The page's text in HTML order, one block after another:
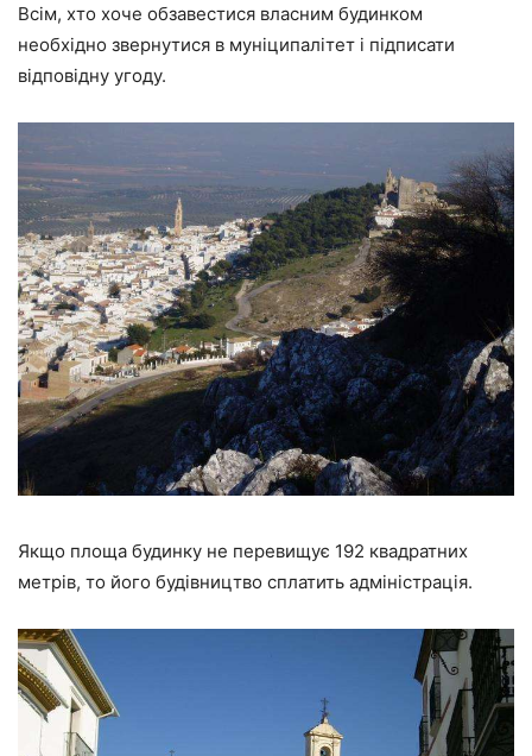
Всім, хто хоче обзавестися власним будинком
необхідно звернутися в муніципалітет і підписати
відповідну угоду.
Якщо площа будинку не перевищує 192 квадратних
метрів, то його будівництво сплатить адміністрація.